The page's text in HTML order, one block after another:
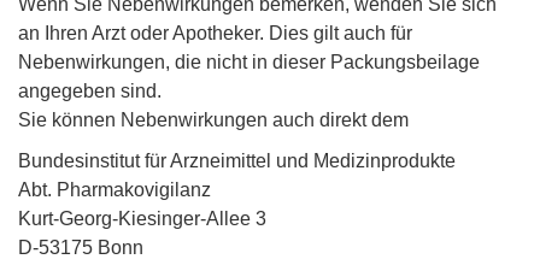
Wenn Sie Nebenwirkungen bemerken, wenden Sie sich
an Ihren Arzt oder Apotheker. Dies gilt auch für
Nebenwirkungen, die nicht in dieser Packungsbeilage
angegeben sind.
Sie können Nebenwirkungen auch direkt dem
Bundesinstitut für Arzneimittel und Medizinprodukte
Abt. Pharmakovigilanz
Kurt-Georg-Kiesinger-Allee 3
D-53175 Bonn